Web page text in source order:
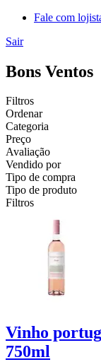
Fale com
Sair
Bons Ventos
Filtros
Ordenar
Categoria
Preço
Avaliação
Vendido por
Tipo de compra
Tipo de produto
Filtros
Vinho
750ml